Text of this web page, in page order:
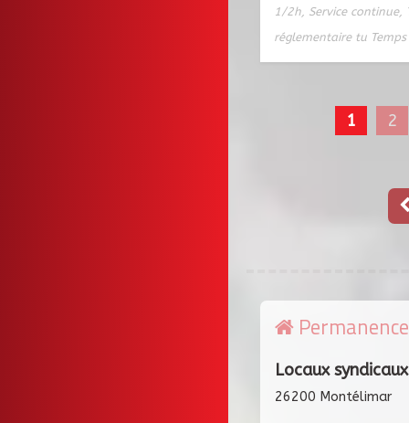
1/2h, Service continue,
réglementaire tu
1 2
Locaux
26200 Montélimar